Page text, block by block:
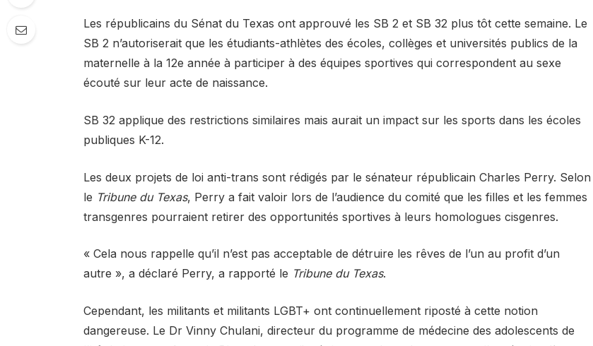
Les républicains du Sénat du Texas ont approuvé les SB 2 et SB 32 plus tôt cette semaine. Le
SB 2 n’autoriserait que les étudiants-athlètes des écoles, collèges et universités publics de la
maternelle à la 12e année à participer à des équipes sportives qui correspondent au sexe
écouté sur leur acte de naissance.
SB 32 applique des restrictions similaires mais aurait un impact sur les sports dans les écoles
publiques K-12.
Les deux projets de loi anti-trans sont rédigés par le sénateur républicain Charles Perry. Selon
le Tribune du Texas, Perry a fait valoir lors de l’audience du comité que les filles et les femmes
transgenres pourraient retirer des opportunités sportives à leurs homologues cisgenres.
« Cela nous rappelle qu’il n’est pas acceptable de détruire les rêves de l’un au profit d’un
autre », a déclaré Perry, a rapporté le Tribune du Texas.
Cependant, les militants et militants LGBT+ ont continuellement riposté à cette notion
dangereuse. Le Dr Vinny Chulani, directeur du programme de médecine des adolescents de